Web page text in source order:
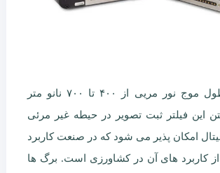
می دانیم که طول موج نور مریی از ۴۰۰ تا ۷۰۰ نانو متر
این فیلتر ثبت تصویر در حیطه غیر مرئی
امکان پذیر می شود که در صنعت کاربرد
از کاربرد های آن در کشاورزی است. برگ ها